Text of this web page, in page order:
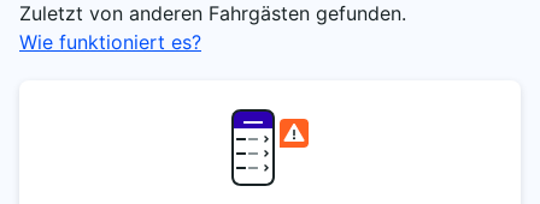
Zuletzt von anderen Fahrgästen gefunden.
Wie funktioniert es?